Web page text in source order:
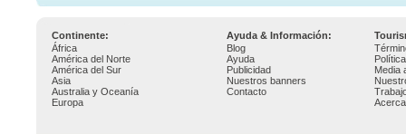
Continente: Ayuda & Información:
África
América del Norte
América del Sur
Asia
Australia y Oceanía
Europa
Blog
Ayuda
Publicidad
Nuestros banners
Contacto
Media